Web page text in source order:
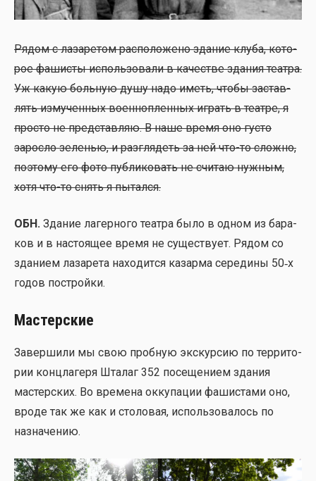
Рядом с лаза­ре­том рас­по­ло­же­но зда­ние клу­ба, кото­
рое фаши­сты исполь­зо­ва­ли в каче­стве зда­ния теат­ра.
Уж какую боль­ную душу надо иметь, что­бы застав­
лять изму­чен­ных воен­но­плен­ных играть в теат­ре, я
про­сто не пред­став­ляю. В наше вре­мя оно густо
зарос­ло зеле­нью, и раз­гля­деть за ней что-то слож­но,
поэто­му его фото пуб­ли­ко­вать не счи­таю нуж­ным,
хотя что-то снять я пытал­ся.
ОБН. Зда­ние лагер­но­го теат­ра было в одном из бара­
ков и в насто­я­щее вре­мя не суще­ству­ет. Рядом со
зда­ни­ем лаза­ре­та нахо­дит­ся казар­ма сере­ди­ны 50‑х
годов построй­ки.
Мастерские
Завер­ши­ли мы свою проб­ную экс­кур­сию по тер­ри­то­
рии конц­ла­ге­ря Шта­лаг 352 посе­ще­ни­ем зда­ния
мастер­ских. Во вре­ме­на окку­па­ции фаши­ста­ми оно,
вро­де так же как и сто­ло­вая, исполь­зо­ва­лось по
назна­че­нию.